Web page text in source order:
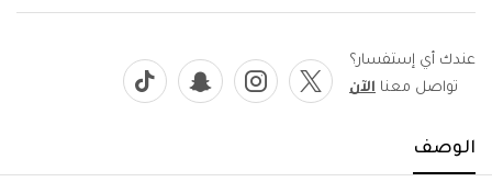
عندك أي إستفسار؟
تواصل معنا الآن
الوصف